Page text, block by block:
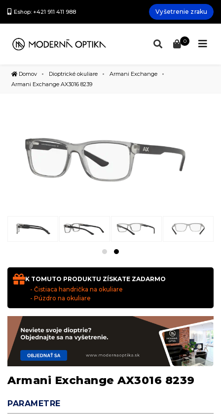
Eshop: +421 911 411 988 Vyšetrenie zraku
0
Domov Dioptrické okuliare
Armani Exchange
Armani Exchange AX3016 8239
K TOMUTO PRODUKTU ZÍSKATE ZADARMO
- Čistiaca handrička na okuliare
- Púzdro na okuliare
Armani Exchange AX3016 8239
PARAMETRE